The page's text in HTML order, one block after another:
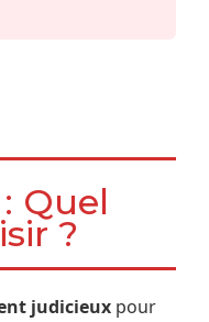
Quel
?
judicieux pour